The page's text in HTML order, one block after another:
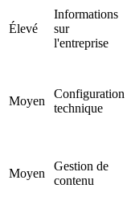
Élevé
Informations
sur
l'entreprise
Moyen
Configuration
technique
Moyen
Gestion de
contenu